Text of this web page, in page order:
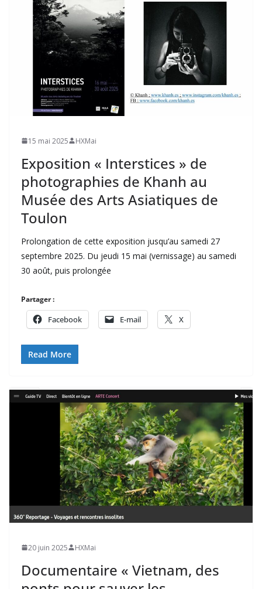
15 mai 2025 HXMai
Exposition « Interstices » de
photographies de Khanh au
Musée des Arts Asiatiques de
Toulon
Prolongation de cette exposition jusqu’au samedi 27
septembre 2025. Du jeudi 15 mai (vernissage) au samedi
30 août, puis prolongée
Partager :
Facebook E-mail X
Read More
20 juin 2025 HXMai
Documentaire « Vietnam, des